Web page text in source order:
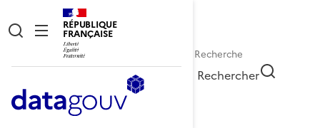
RÉPUBLIQUE
FRANÇAISE
Rechercher